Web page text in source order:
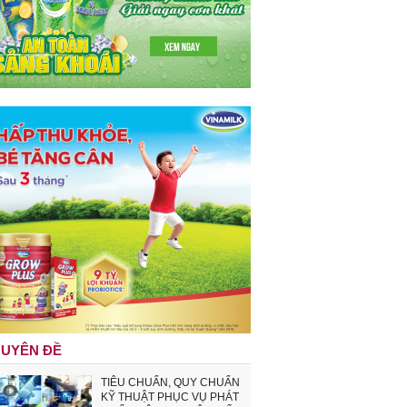
ĐỀ
TIÊU CHUẨN, QUY CHUẨN
KỸ THUẬT PHỤC VỤ PHÁT